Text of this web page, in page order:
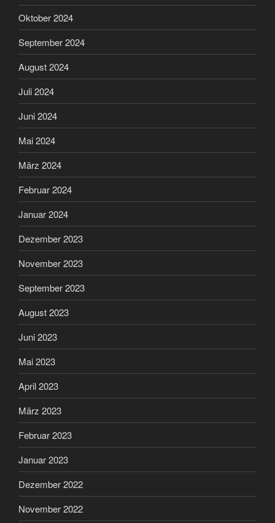
Oktober 2024
September 2024
August 2024
Juli 2024
Juni 2024
Mai 2024
März 2024
Februar 2024
Januar 2024
Dezember 2023
November 2023
September 2023
August 2023
Juni 2023
Mai 2023
April 2023
März 2023
Februar 2023
Januar 2023
Dezember 2022
November 2022